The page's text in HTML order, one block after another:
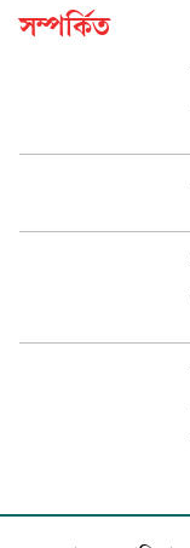
সম্পর্কিত